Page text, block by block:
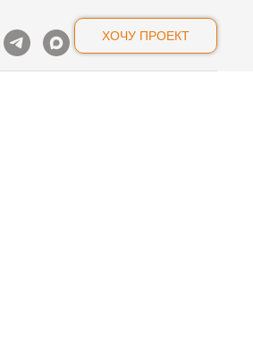
ХОЧУ ПРОЕКТ